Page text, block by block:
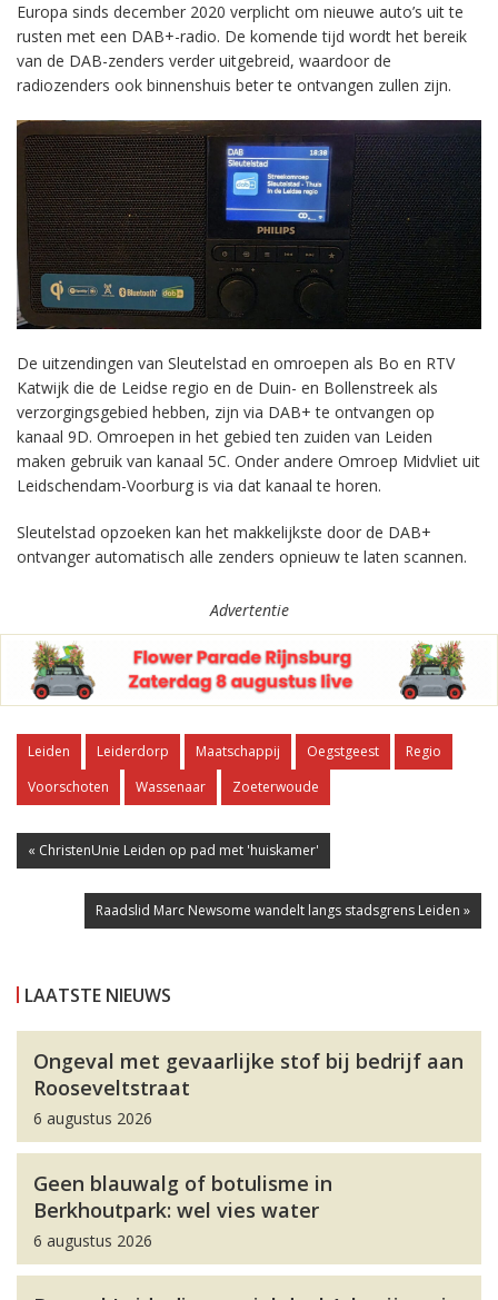
Europa sinds december 2020 verplicht om nieuwe auto’s uit te
rusten met een DAB+-radio. De komende tijd wordt het bereik
van de DAB-zenders verder uitgebreid, waardoor de
radiozenders ook binnenshuis beter te ontvangen zullen zijn.
De uitzendingen van Sleutelstad en omroepen als Bo en RTV
Katwijk die de Leidse regio en de Duin- en Bollenstreek als
verzorgingsgebied hebben, zijn via DAB+ te ontvangen op
kanaal 9D. Omroepen in het gebied ten zuiden van Leiden
maken gebruik van kanaal 5C. Onder andere Omroep Midvliet uit
Leidschendam-Voorburg is via dat kanaal te horen.
Sleutelstad opzoeken kan het makkelijkste door de DAB+
ontvanger automatisch alle zenders opnieuw te laten scannen.
Advertentie
Leiden Leiderdorp Maatschappij Oegstgeest
Regio
Voorschoten
Wassenaar Zoeterwoude
« ChristenUnie Leiden op pad met 'huiskamer'
Raadslid Marc Newsome wandelt langs stadsgrens Leiden »
LAATSTE NIEUWS
Ongeval met gevaarlijke stof bij bedrijf aan
Rooseveltstraat
6 augustus 2026
Geen blauwalg of botulisme in
Berkhoutpark: wel vies water
6 augustus 2026